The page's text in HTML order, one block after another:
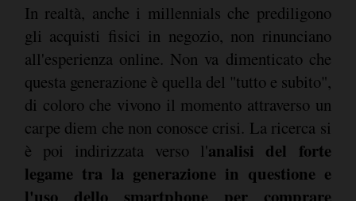
In realtà, anche i millennials che prediligono
gli acquisti fisici in negozio, non rinunciano
all'esperienza online. Non va dimenticato che
questa generazione è quella del "tutto e subito",
di coloro che vivono il momento attraverso un
carpe diem che non conosce crisi. La ricerca si
è poi indirizzata verso l'analisi del forte
legame tra la generazione in questione e
l'uso dello smartphone per comprare